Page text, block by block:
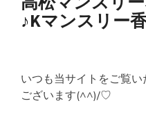
♪Kマンスリー
いつも当サイトをご覧
ございます(^^)/♡